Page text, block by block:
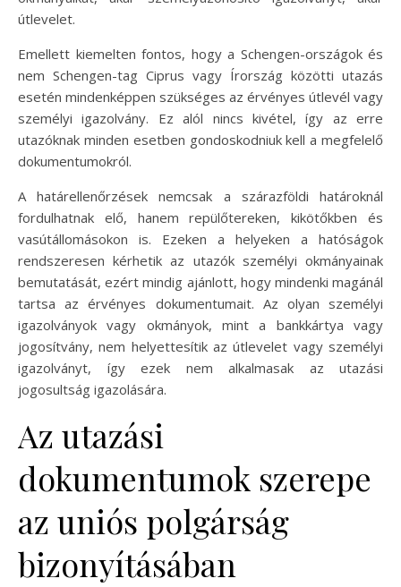
útlevelet.
Emellett kiemelten fontos, hogy a Schengen-országok és
nem Schengen-tag Ciprus vagy Írország közötti utazás
esetén mindenképpen szükséges az érvényes útlevél vagy
személyi igazolvány. Ez alól nincs kivétel, így az erre
utazóknak minden esetben gondoskodniuk kell a megfelelő
dokumentumokról.
A határellenőrzések nemcsak a szárazföldi határoknál
fordulhatnak elő, hanem repülőtereken, kikötőkben és
vasútállomásokon is. Ezeken a helyeken a hatóságok
rendszeresen kérhetik az utazók személyi okmányainak
bemutatását, ezért mindig ajánlott, hogy mindenki magánál
tartsa az érvényes dokumentumait. Az olyan személyi
igazolványok vagy okmányok, mint a bankkártya vagy
jogosítvány, nem helyettesítik az útlevelet vagy személyi
igazolványt, így ezek nem alkalmasak az utazási
jogosultság igazolására.
Az utazási
dokumentumok szerepe
az uniós polgárság
bizonyításában